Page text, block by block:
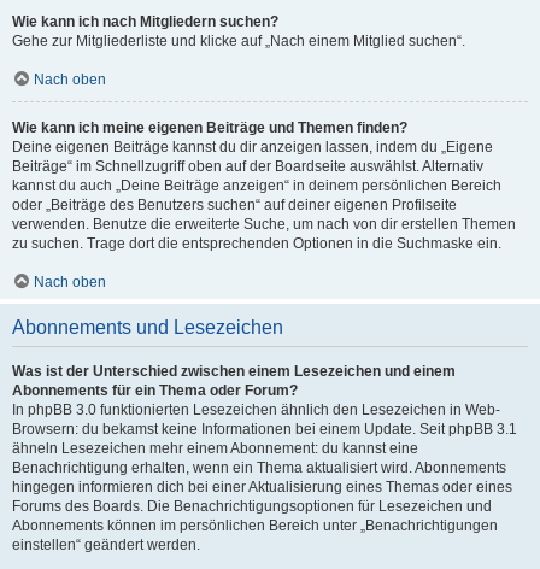
Wie kann ich nach Mitgliedern suchen?
Gehe zur Mitgliederliste und klicke auf „Nach einem Mitglied suchen“.
Nach oben
Wie kann ich meine eigenen Beiträge und Themen finden?
Deine eigenen Beiträge kannst du dir anzeigen lassen, indem du „Eigene
Beiträge“ im Schnellzugriff oben auf der Boardseite auswählst. Alternativ
kannst du auch „Deine Beiträge anzeigen“ in deinem persönlichen Bereich
oder „Beiträge des Benutzers suchen“ auf deiner eigenen Profilseite
verwenden. Benutze die erweiterte Suche, um nach von dir erstellen Themen
zu suchen. Trage dort die entsprechenden Optionen in die Suchmaske ein.
Nach oben
Abonnements und Lesezeichen
Was ist der Unterschied zwischen einem Lesezeichen und einem
Abonnements für ein Thema oder Forum?
In phpBB 3.0 funktionierten Lesezeichen ähnlich den Lesezeichen in Web-
Browsern: du bekamst keine Informationen bei einem Update. Seit phpBB 3.1
ähneln Lesezeichen mehr einem Abonnement: du kannst eine
Benachrichtigung erhalten, wenn ein Thema aktualisiert wird. Abonnements
hingegen informieren dich bei einer Aktualisierung eines Themas oder eines
Forums des Boards. Die Benachrichtigungsoptionen für Lesezeichen und
Abonnements können im persönlichen Bereich unter „Benachrichtigungen
einstellen“ geändert werden.